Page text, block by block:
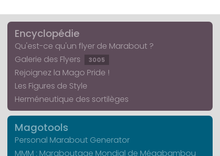
Encyclopédie
Qu'est-ce qu'un flyer de Marabout ?
Galerie des Flyers
3005
Rejoignez la Mago Pride !
Les Figures de Style
Herméneutique des sortilèges
Magotools
Personal Marabout Generator
MMM : Maraboutage Mondial de Mégabambou